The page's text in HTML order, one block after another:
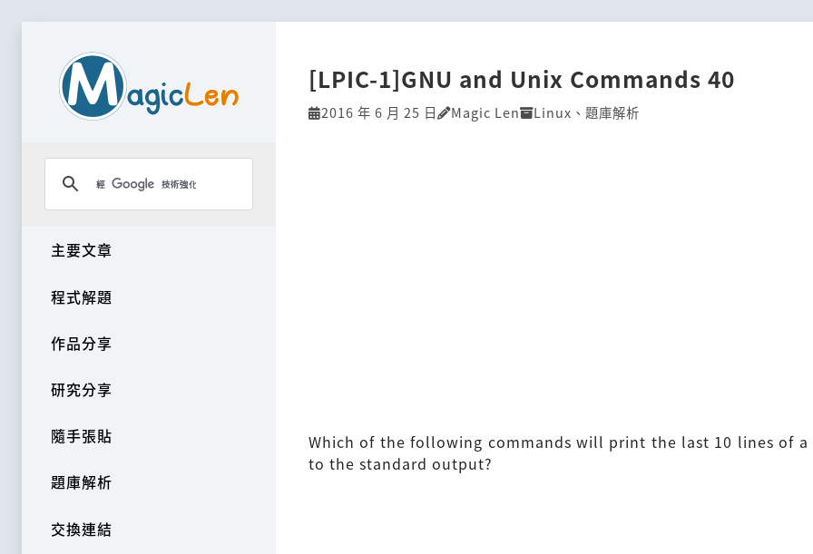
主要文章
程式解題
作品分享
研究分享
隨手張貼
題庫解析
交換連結
[LPIC-1]GNU and Unix Commands 40
2016 年 6 月 25 日 Magic Len Linux 、 題庫解析
Which of the following commands will print the last 10 lines of
to the standard output?